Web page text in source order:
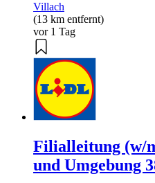
Villach
(13 km entfernt)
vor 1 Tag
Filialleitung (w/
und Umgebung